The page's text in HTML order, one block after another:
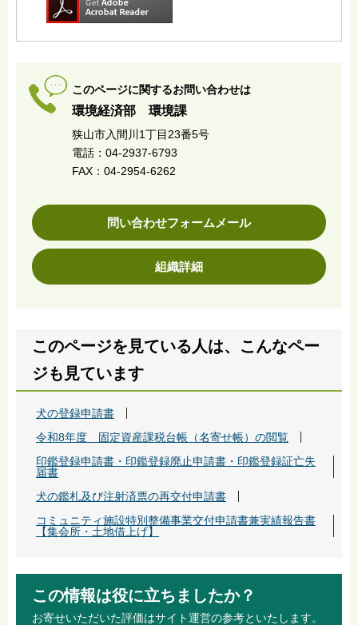
このページに関するお問い合わせは
環境経済部 環境課
狭山市入間川1丁目23番5号
電話：04-2937-6793
FAX：04-2954-6262
問い合わせフォームメール
組織詳細
このページを見ている人は、こんなペー
ジも見ています
犬の登録申請書
令和8年度 固定資産課税台帳（名寄せ帳）の閲覧
印鑑登録申請書・印鑑登録廃止申請書・印鑑登録証亡失
届書
犬の鑑札及び注射済票の再交付申請書
コミュニティ施設特別整備事業交付申請書兼実績報告書
【集会所・土地借上げ】
この情報は役に立ちましたか？
お寄せいただいた評価はサイト運営の参考といたします。